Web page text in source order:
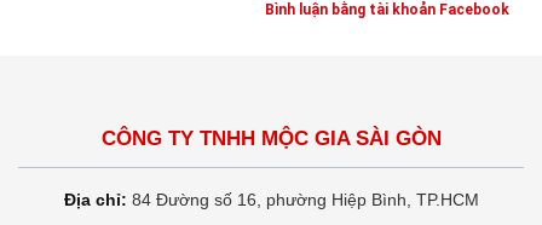
Bình luận bằng tài khoản Facebook
CÔNG TY TNHH MỘC GIA SÀI GÒN
Địa chỉ: 84 Đường số 16, phường Hiệp Bình, TP.HCM